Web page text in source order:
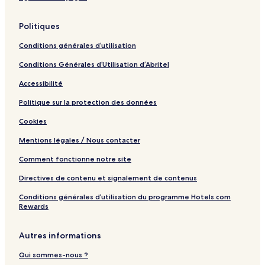
r
Politiques
Conditions générales d’utilisation
Conditions Générales d’Utilisation d’Abritel
Accessibilité
Politique sur la protection des données
Cookies
Mentions légales / Nous contacter
Comment fonctionne notre site
Directives de contenu et signalement de contenus
Conditions générales d’utilisation du programme Hotels.com
Rewards
Autres informations
Qui sommes-nous ?